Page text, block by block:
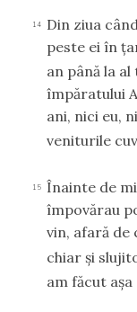
14
Din ziua
peste ei în
an până la
împăratului
ani, nici eu,
veniturile
15 Înainte de
împovărau
vin, afară de
chiar şi
am făcut